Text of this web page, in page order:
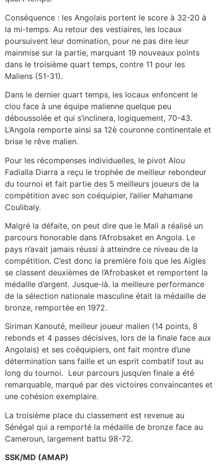
Conséquence : les Angolais portent le score à 32-20 à
la mi-temps. Au retour des vestiaires, les locaux
poursuivent leur domination, pour ne pas dire leur
mainmise sur la partie, marquant 19 nouveaux points
dans le troisième quart temps, contre 11 pour les
Maliens (51-31).
Dans le dernier quart temps, les locaux enfoncent le
clou face à une équipe malienne quelque peu
déboussolée et qui s’inclinera, logiquement, 70-43.
L’Angola remporte ainsi sa 12è couronne continentale et
brise le rêve malien.
Pour les récompenses individuelles, le pivot Alou
Fadialla Diarra a reçu le trophée de meilleur rebondeur
du tournoi et fait partie des 5 meilleurs joueurs de la
compétition avec son coéquipier, l’ailier Mahamane
Coulibaly.
Malgré la défaite, on peut dire que le Mali a réalisé un
parcours honorable dans l’Afrobsaket en Angola. Le
pays n’avait jamais réussi à atteindre ce niveau de la
compétition. C’est donc la première fois que les Aigles
se classent deuxièmes de l’Afrobasket et remportent la
médaille d’argent. Jusque-là. la meilleure performance
de la sélection nationale masculine était la médaille de
bronze, remportée en 1972.
Siriman Kanouté, meilleur joueur malien (14 points, 8
rebonds et 4 passes décisives, lors de la finale face aux
Angolais) et ses coéquipiers, ont fait montre d’une
détermination sans faille et un esprit combatif tout au
long du tournoi. Leur parcours jusqu’en finale a été
remarquable, marqué par des victoires convaincantes et
une cohésion exemplaire.
La troisième place du classement est revenue au
Sénégal qui a remporté la médaille de bronze face au
Cameroun, largement battu 98-72.
SSK/MD (AMAP)